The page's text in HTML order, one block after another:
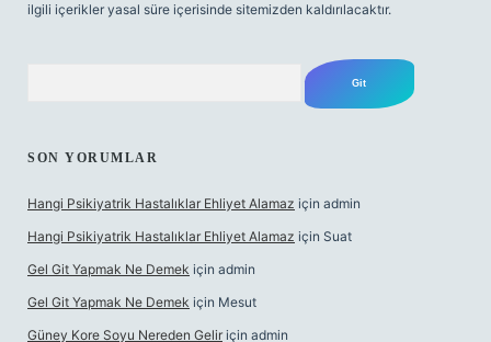
ilgili içerikler yasal süre içerisinde sitemizden kaldırılacaktır.
SON YORUMLAR
Hangi Psikiyatrik Hastalıklar Ehliyet Alamaz için admin
Hangi Psikiyatrik Hastalıklar Ehliyet Alamaz için Suat
Gel Git Yapmak Ne Demek için admin
Gel Git Yapmak Ne Demek için Mesut
Güney Kore Soyu Nereden Gelir için admin